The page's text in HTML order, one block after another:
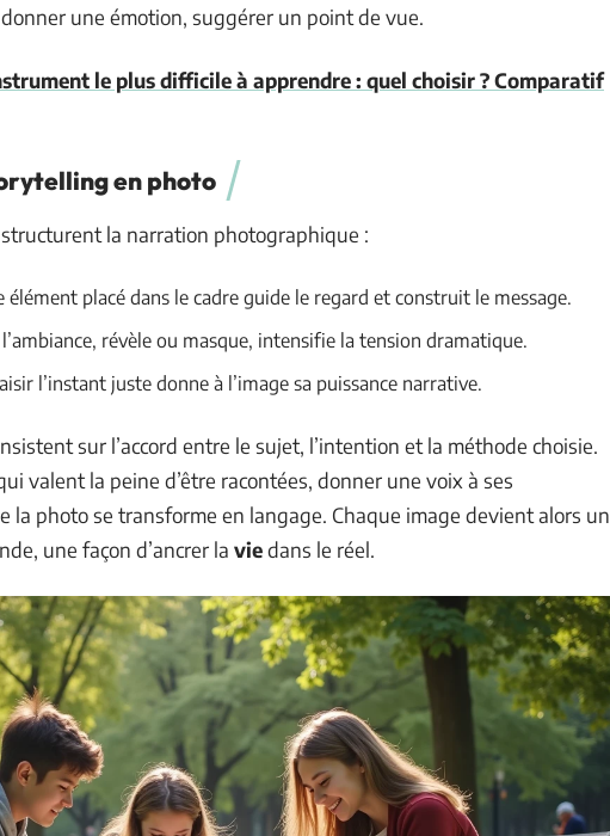
une émotion, suggérer un point de vue.
le plus difficile à apprendre : quel choisir ? Comparatif
en photo
la narration photographique :
élément placé dans le cadre guide le regard et construit le message.
révèle ou masque, intensifie la tension dramatique.
l’instant juste donne à l’image sa puissance narrative.
sur l’accord entre le sujet, l’intention et la méthode choisie.
valent la peine d’être racontées, donner une voix à ses
la photo se transforme en langage. Chaque image devient alors un
une façon d’ancrer la viedans le réel.